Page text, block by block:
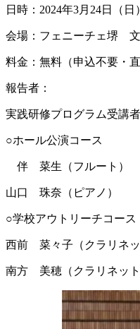
日時：2024年3月24日（日
会場：フェニーチェ堺 文
料金：無料（申込不要・
報告者：
実践研修プログラム受講
○ホール公演コース
伴 菜生（フルート）
山口 珠奈（ピアノ）
○学校アウトリーチコース
西前 菜々子（クラリネッ
南方 美穂（クラリネット